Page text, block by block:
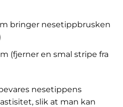
bringer nesetippbrusken
(fjerner en smal stripe fra
nesetippens
slik at man kan